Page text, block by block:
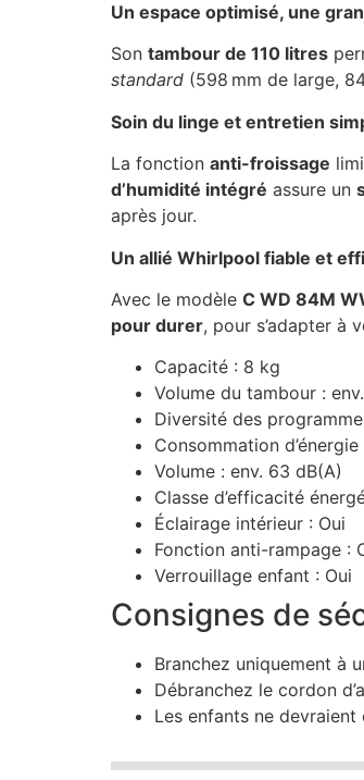
Un espace optimisé, une
Son tambour de 110 litres
standard (598 mm de large,
Soin du linge et entretien
La fonction anti-froissage
d’humidité intégré assure un
après jour.
Un allié Whirlpool fiable et
Avec le modèle C WD 84M
pour durer, pour s’adapter à
Capacité : 8 kg
Volume du tambour :
Diversité des
Consommation
Volume : env. 63 dB(A)
Classe d’efficacité
Éclairage intérieur : Oui
Fonction anti-rampage :
Verrouillage enfant : Oui
Consignes de
Branchez uniquement à
Débranchez le cordon
Les enfants ne